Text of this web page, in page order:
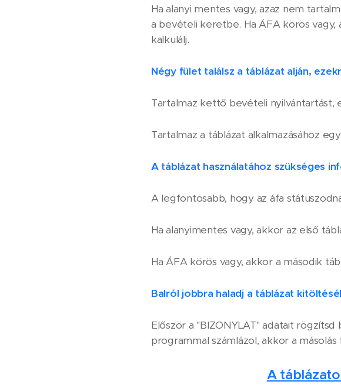
Ha alanyi mentes vagy, azaz nem
a bevételi keretbe. Ha ÁFA körös
kalkulálj.
Négy fület találsz a táblázat alján,
Tartalmaz kettő bevételi nyilvántartást,
Tartalmaz a táblázat alkalmazásához
A táblázat használatához szükséges
A legfontosabb, hogy az áfa
Ha alanyimentes vagy, akkor az első
Ha ÁFA körös vagy, akkor a második
Balról jobbra haladj a táblázat
Először a "BIZONYLAT" adatait rögzítsd
programmal számlázol, akkor a
A